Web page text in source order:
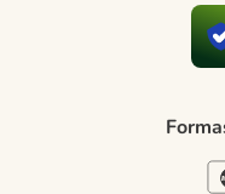
Política de Privacidade
Regulamento e